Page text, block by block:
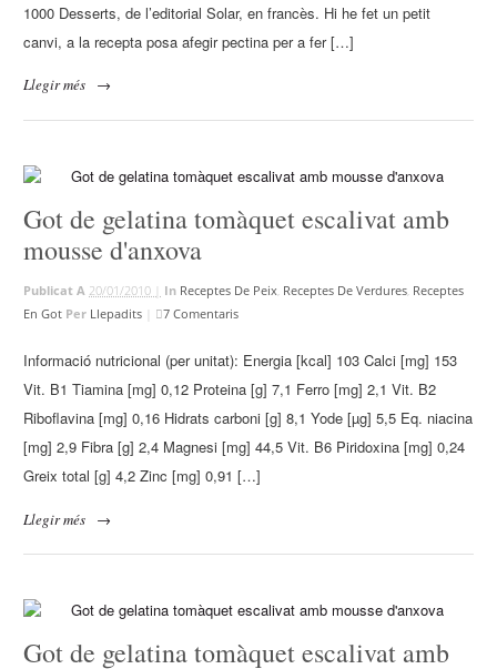
1000 Desserts, de l’editorial Solar, en francès. Hi he fet un petit
canvi, a la recepta posa afegir pectina per a fer […]
Llegir més →
Got de gelatina tomàquet escalivat amb
mousse d'anxova
Publicat A 20/01/2010 | In Receptes De Peix Receptes De Verdures Receptes
En Got Per Llepadits 7 Comentaris
Informació nutricional (per unitat): Energia [kcal] 103 Calci [mg] 153
Vit. B1 Tiamina [mg] 0,12 Proteina [g] 7,1 Ferro [mg] 2,1 Vit. B2
Riboflavina [mg] 0,16 Hidrats carboni [g] 8,1 Yode [µg] 5,5 Eq. niacina
[mg] 2,9 Fibra [g] 2,4 Magnesi [mg] 44,5 Vit. B6 Piridoxina [mg] 0,24
Greix total [g] 4,2 Zinc [mg] 0,91 […]
Llegir més →
Got de gelatina tomàquet escalivat amb